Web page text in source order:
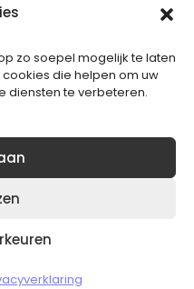
zo soepel mogelijk te laten
die helpen om uw
diensten te verbeteren.